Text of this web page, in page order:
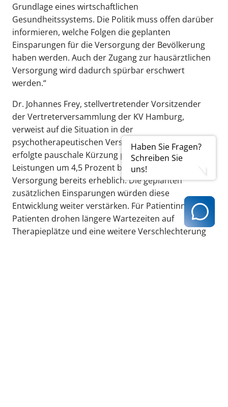
Haben Sie Fragen?
Schreiben Sie
uns!
Grundlage eines wirtschaftlichen
Gesundheitssystems. Die Politik muss offen darüber
informieren, welche Folgen die geplanten
Einsparungen für die Versorgung der Bevölkerung
haben werden. Auch der Zugang zur hausärztlichen
Versorgung wird dadurch spürbar erschwert
werden.“
Dr. Johannes Frey, stellvertretender Vorsitzender
der Vertreterversammlung der KV Hamburg,
verweist auf die Situation in der
psychotherapeutischen Versorgung: „Die jüngst
erfolgte pauschale Kürzung psychotherapeutischer
Leistungen um 4,5 Prozent belastet die ambulante
Versorgung bereits erheblich. Die geplanten
zusätzlichen Einsparungen würden diese
Entwicklung weiter verstärken. Für Patientinnen und
Patienten drohen längere Wartezeiten auf
Therapieplätze und eine weitere Verschlechterung